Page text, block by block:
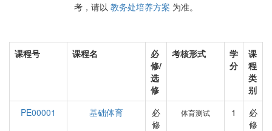
考，请以 教务处培养方案 为准。
课程号 课程名
必
修/
选
修
考核形式
学
分
课
程
类
别
PE00001
基础体育
必
修
体育测试 1
必
修